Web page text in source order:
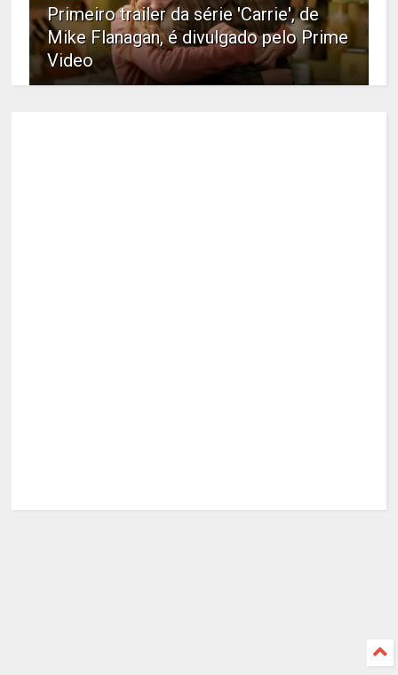
Primeiro trailer da série 'Carrie', de
Mike Flanagan, é divulgado pelo Prime
Video